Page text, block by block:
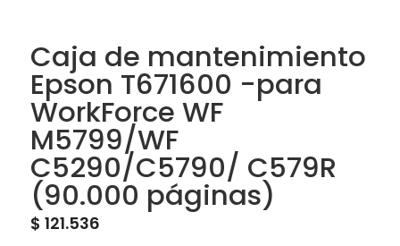
Caja de mantenimiento
Epson T671600 -para
WorkForce WF
M5799/WF
C5290/C5790/ C579R
(90.000 páginas)
$ 121.536